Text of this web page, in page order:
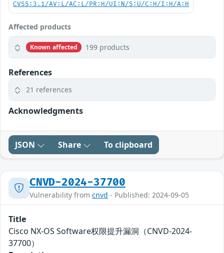
CVSS:3.1/AV:L/AC:L/PR:H/UI:N/S:U/C:H/I:H/A:H
Affected products
Known affected 199 products
References
21 references
Acknowledgments
JSON Share To clipboard
CNVD-2024-37700
Vulnerability from cnvd - Published: 2024-09-05
Title
Cisco NX-OS Software权限提升漏洞（CNVD-2024-
37700）